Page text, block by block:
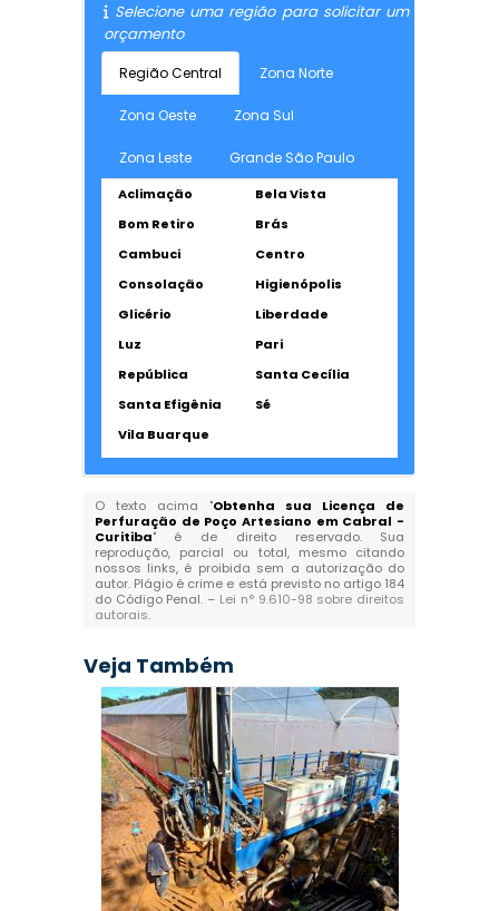
Selecione uma região para solicitar um
orçamento
Região Central Zona Norte
Zona Oeste Zona Sul
Zona Leste Grande São Paulo
Aclimação
Bela Vista
Bom Retiro
Brás
Cambuci
Centro
Consolação
Higienópolis
Glicério
Liberdade
Luz
Pari
República
Santa Cecília
Santa Efigênia
Sé
Vila Buarque
O texto acima "Obtenha sua Licença de
Perfuração de Poço Artesiano em Cabral -
Curitiba" é de direito reservado. Sua
reprodução, parcial ou total, mesmo citando
nossos links, é proibida sem a autorização do
autor. Plágio é crime e está previsto no artigo 184
do Código Penal. – Lei n° 9.610-98 sobre direitos
autorais.
Veja Também